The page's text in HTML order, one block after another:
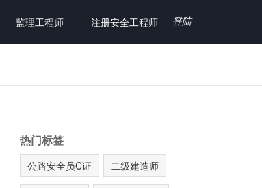
登陆
监理工程师 注册安全工程师
热门标签
公路安全员C证 二级建造师